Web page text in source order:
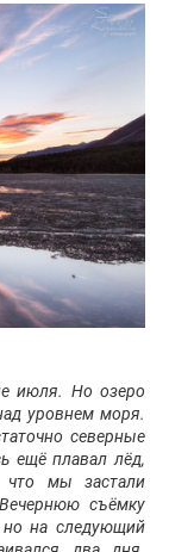
июля. Но озеро
уровнем моря.
северные
ещё плавал лёд,
что мы застали
съёмку
но на следующий